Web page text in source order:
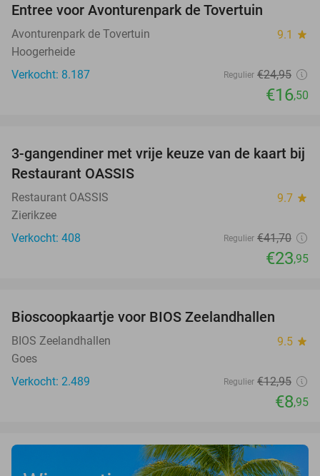
Entree voor Avonturenpark de Tovertuin
Avonturenpark de Tovertuin 9.1 star
Hoogerheide
Verkocht: 8.187
Regulier €24,95
€16,50
43%
3-gangendiner met vrije keuze van de kaart bij
Restaurant OASSIS
Restaurant OASSIS 9.7 star
Zierikzee
Verkocht: 408
Regulier €41,70
€23,95
Bioscoopkaartje voor BIOS Zeelandhallen
BIOS Zeelandhallen 9.5 star
Goes
Verkocht: 2.489
Regulier €12,95
€8,95